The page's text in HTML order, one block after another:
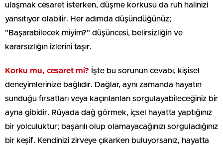
ulaşmak cesaret isterken, düşme korkusu da ruh halinizi
yansıtıyor olabilir. Her adımda düşündüğünüz;
"Başarabilecek miyim?" düşüncesi, belirsizliğin ve
kararsızlığın izlerini taşır.
Korku mu, cesaret mi? İşte bu sorunun cevabı, kişisel
deneyimlerinize bağlıdır. Dağlar, aynı zamanda hayatın
sunduğu fırsatları veya kaçırılanları sorgulayabileceğiniz bir
ayna gibidir. Rüyada dağ görmek, içsel hayatta yaptığınız
bir yolculuktur; başarılı olup olamayacağınızı sorguladığınız
bir keşif. Kendinizi zirveye çıkarken buluyorsanız, hayatta